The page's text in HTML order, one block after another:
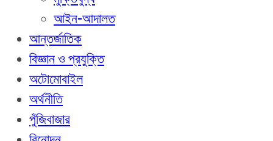
আইন-আদালত
আন্তর্জাতিক
বিজ্ঞান ও প্রযুক্তি
অটোমোবাইল
অর্থনীতি
পুঁজিবাজার